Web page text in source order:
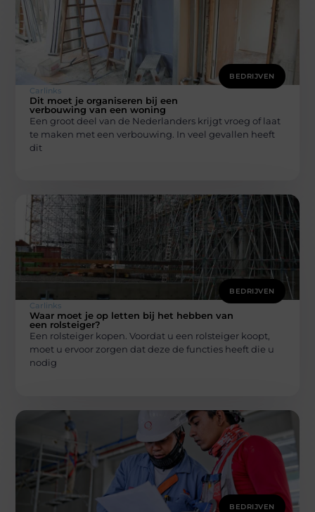
BEDRIJVEN
Carlinks
Dit moet je organiseren bij een
verbouwing van een woning
Een groot deel van de Nederlanders krijgt vroeg of laat
te maken met een verbouwing. In veel gevallen heeft
dit
BEDRIJVEN
Carlinks
Waar moet je op letten bij het hebben van
een rolsteiger?
Een rolsteiger kopen. Voordat u een rolsteiger koopt,
moet u ervoor zorgen dat deze de functies heeft die u
nodig
BEDRIJVEN